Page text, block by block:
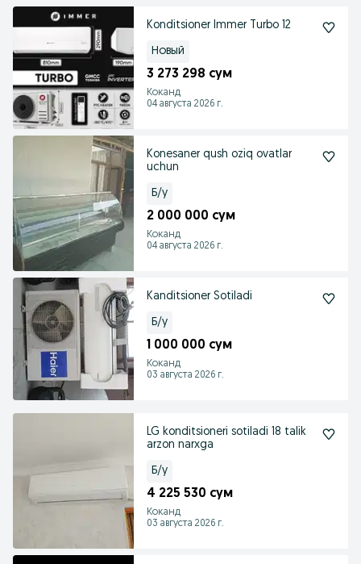
Konditsioner Immer Turbo 12
Новый
3 273 298 сум
Коканд
04 августа 2026 г.
Konesaner qush oziq ovatlar
uchun
Б/у
2 000 000 сум
Коканд
04 августа 2026 г.
Kanditsioner Sotiladi
Б/у
1 000 000 сум
Коканд
03 августа 2026 г.
LG konditsioneri sotiladi 18 talik
arzon narxga
Б/у
4 225 530 сум
Коканд
03 августа 2026 г.